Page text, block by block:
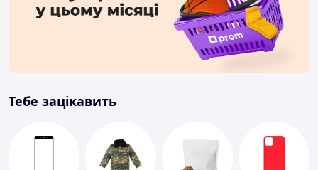
Тебе зацікавить